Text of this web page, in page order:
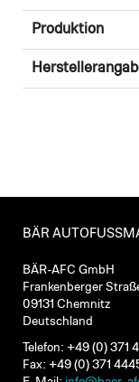
Produktion
BÄR
BÄR-AFC GmbH
Frankenberger
09131 Chemnitz
Deutschland
Telefon: +49 (0) 371
Fax: +49 (0) 371